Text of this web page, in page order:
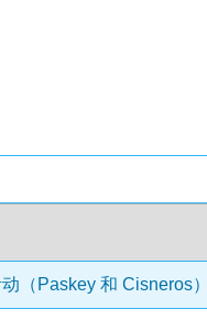
（Paskey 和 Cisneros）